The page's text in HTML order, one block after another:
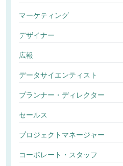
マーケティング
デザイナー
広報
データサイエンティスト
プランナー・ディレクター
セールス
プロジェクトマネージャー
コーポレート・スタッフ